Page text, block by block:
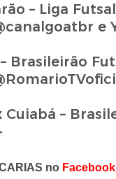
– Liga Futsal
e
Brasileirão
Cuiabá –
no Facebook